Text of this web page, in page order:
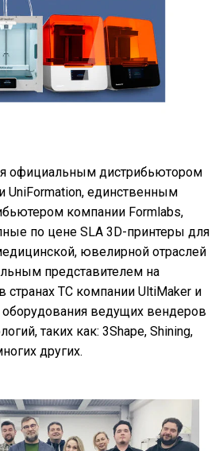
официальным дистрибьютором
UniFormation, единственным
компании Formlabs,
по цене SLA 3D-принтеры для
ювелирной отраслей
представителем на
странах ТС компании UltiMaker и
оборудования ведущих вендеров
таких как: 3Shape, Shining,
других.